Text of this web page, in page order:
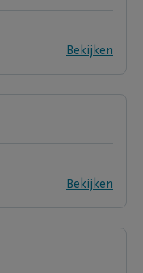
Bekijken
Bekijken